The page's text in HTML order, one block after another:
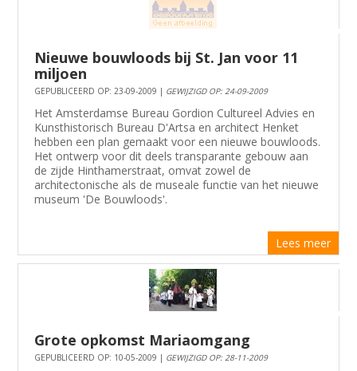
Nieuwe bouwloods bij St. Jan voor 11
miljoen
GEPUBLICEERD OP: 23-09-2009 | GEWIJZIGD OP: 24-09-2009
Het Amsterdamse Bureau Gordion Cultureel Advies en
Kunsthistorisch Bureau D'Artsa en architect Henket
hebben een plan gemaakt voor een nieuwe bouwloods.
Het ontwerp voor dit deels transparante gebouw aan
de zijde Hinthamerstraat, omvat zowel de
architectonische als de museale functie van het nieuwe
museum 'De Bouwloods'.
Lees meer
Grote opkomst Mariaomgang
GEPUBLICEERD OP: 10-05-2009 | GEWIJZIGD OP: 28-11-2009